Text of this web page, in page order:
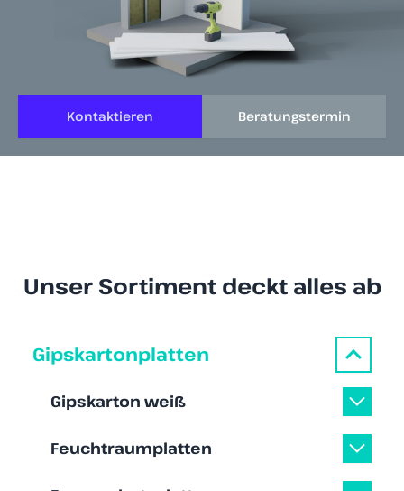
Kontaktieren Beratungstermin
Unser Sortiment deckt alles ab
Gipskartonplatten
Gipskarton weiß
Feuchtraumplatten